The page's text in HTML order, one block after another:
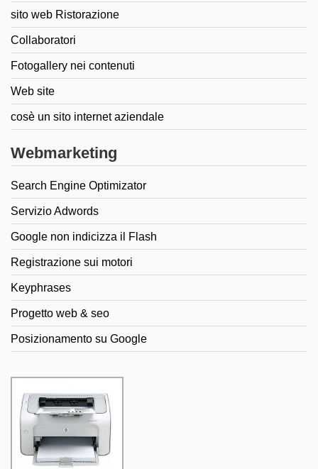
sito web Ristorazione
Collaboratori
Fotogallery nei contenuti
Web site
cosè un sito internet aziendale
Webmarketing
Search Engine Optimizator
Servizio Adwords
Google non indicizza il Flash
Registrazione sui motori
Keyphrases
Progetto web & seo
Posizionamento su Google